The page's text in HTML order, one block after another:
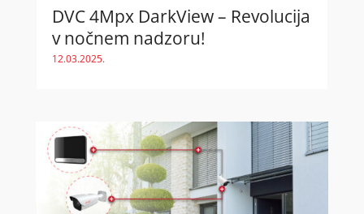
DVC 4Mpx DarkView – Revolucija
v nočnem nadzoru!
12.03.2025.